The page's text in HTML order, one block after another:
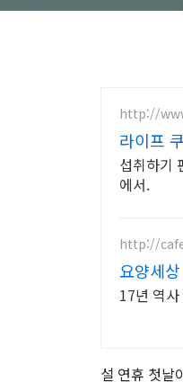
http://
라이프
섭취하기
에서.
http://
요양세상
17년 역
설 연휴 첫날